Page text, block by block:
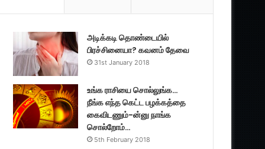
அடிக்கடி தொண்டையில்
பிரச்சினையா? கவனம் தேவை
31st January 2018
உங்க ராசியை சொல்லுங்க…
நீங்க எந்த கெட்ட பழக்கத்தை
கைவிடணும்-ன்னு நாங்க
சொல்றோம்…
5th February 2018